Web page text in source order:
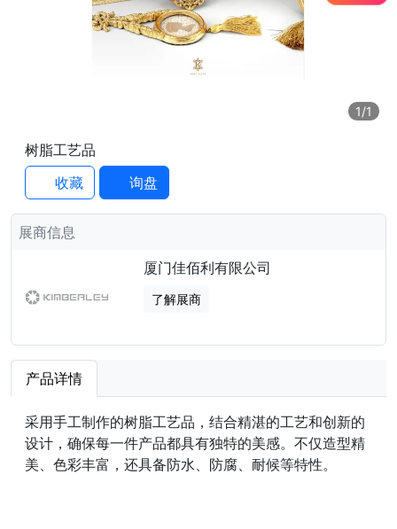
1/1
树脂工艺品
收藏
询盘
展商信息
厦门佳佰利有限公司
了解展商
产品详情
采用手工制作的树脂工艺品，结合精湛的工艺和创新的
设计，确保每一件产品都具有独特的美感。不仅造型精
美、色彩丰富，还具备防水、防腐、耐候等特性。